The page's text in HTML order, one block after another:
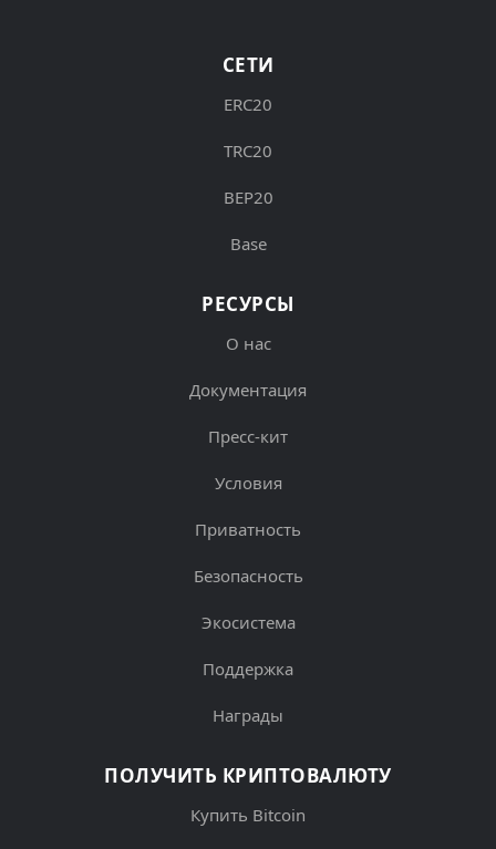
СЕТИ
ERC20
TRC20
BEP20
Base
РЕСУРСЫ
О нас
Документация
Пресс-кит
Условия
Приватность
Безопасность
Экосистема
Поддержка
Награды
ПОЛУЧИТЬ КРИПТОВАЛЮТУ
Купить Bitcoin